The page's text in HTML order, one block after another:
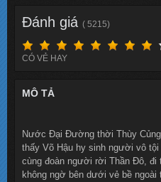
Đánh giá ( 5215)
CÓ VẺ HAY
MÔ TẢ
Nước Đại Đường thời Thùy
thấy Võ Hậu hy sinh người vô
cùng đoàn người rời Thần Đô, đi
không ngờ bên dưới vẻ bề ngoài